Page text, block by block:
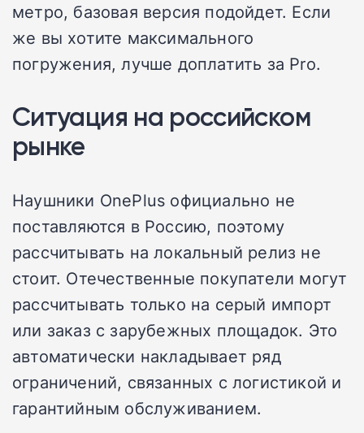
метро, базовая версия подойдет. Если
же вы хотите максимального
погружения, лучше доплатить за Pro.
Ситуация на российском
рынке
Наушники OnePlus официально не
поставляются в Россию, поэтому
рассчитывать на локальный релиз не
стоит. Отечественные покупатели могут
рассчитывать только на серый импорт
или заказ с зарубежных площадок. Это
автоматически накладывает ряд
ограничений, связанных с логистикой и
гарантийным обслуживанием.